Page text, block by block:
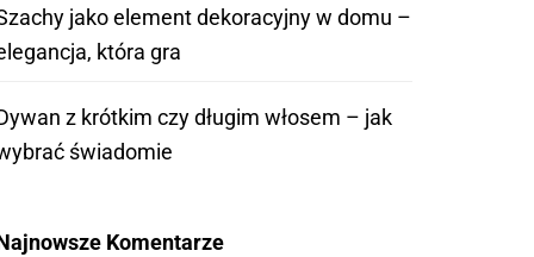
jako element dekoracyjny w domu –
która gra
z krótkim czy długim włosem – jak
świadomie
Komentarze